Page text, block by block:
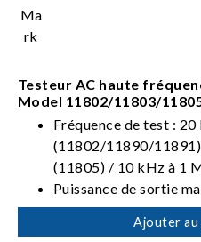
Testeur AC haute
Model 11802/11803/
Fréquence de test :
(11802/11890/
(11805) / 10 kHz à 1
Puissance de sortie
(11802/11890/
Ajouter au